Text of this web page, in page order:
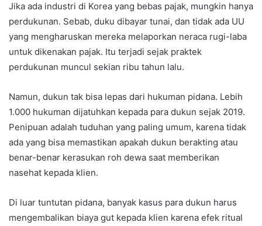
Jika ada industri di Korea yang bebas pajak, mungkin hanya
perdukunan. Sebab, duku dibayar tunai, dan tidak ada UU
yang mengharuskan mereka melaporkan neraca rugi-laba
untuk dikenakan pajak. Itu terjadi sejak praktek
perdukunan muncul sekian ribu tahun lalu.
Namun, dukun tak bisa lepas dari hukuman pidana. Lebih
1.000 hukuman dijatuhkan kepada para dukun sejak 2019.
Penipuan adalah tuduhan yang paling umum, karena tidak
ada yang bisa memastikan apakah dukun berakting atau
benar-benar kerasukan roh dewa saat memberikan
nasehat kepada klien.
Di luar tuntutan pidana, banyak kasus para dukun harus
mengembalikan biaya gut kepada klien karena efek ritual